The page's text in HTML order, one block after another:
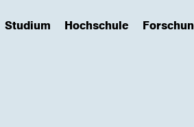
Studium
(has submenu)Hochschule
(has submenu)(has